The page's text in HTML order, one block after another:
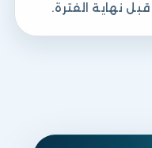
نهاية الفترة.